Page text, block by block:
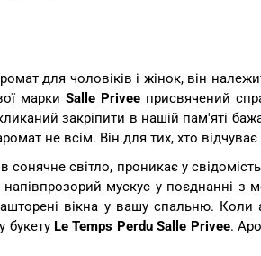
для чоловіків і жінок, він
маркиSalle Privee присвячений
закріпити в нашій пам'яті
не всім. Він для тих, хто
світло, проникає у
мускус у поєднанні з
вікна у вашу спальню.
букету Le Temps Perdu Salle Privee.